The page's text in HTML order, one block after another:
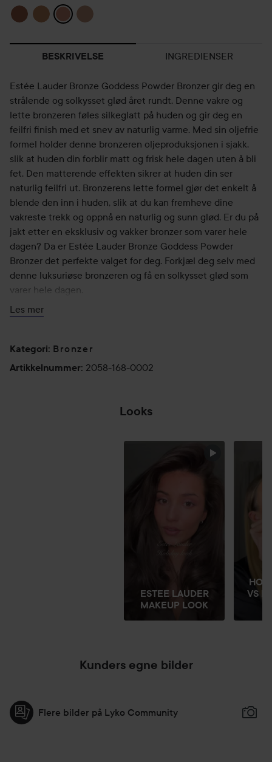
BESKRIVELSE INGREDIENSER
Estée Lauder Bronze Goddess Powder Bronzer gir deg en
strålende og solkysset glød året rundt. Denne vakre og
lette bronzeren føles silkeglatt på huden og gir deg en
feilfri finish med et snev av naturlig varme. Med sin oljefrie
formel holder denne bronzeren oljeproduksjonen i sjakk,
slik at huden din forblir matt og frisk hele dagen uten å bli
fet. Den matterende effekten sikrer at huden din ser
naturlig feilfri ut. Bronzerens lette formel gjør det enkelt å
blende den inn i huden, slik at du kan fremheve dine
vakreste trekk og oppnå en naturlig og sunn glød. Er du på
jakt etter en eksklusiv og vakker bronzer som varer hele
dagen? Da er Estée Lauder Bronze Goddess Powder
Bronzer det perfekte valget for deg. Forkjæl deg selv med
denne luksuriøse bronzeren og få en solkysset glød som
varer hele dagen.
Det gjør produktet:
huden og gir deg en subtil, forfriskende og solkysset glød i
ansiktet, på skuldrene og dekolletasjeområdet. Tilgjengelig
Les mer
Kategori: Bronzer
Artikkelnummer: 2058-168-0002
Looks
ESTEE LAUDER
MAKEUP LOOK
VS
Kunders egne bilder
Flere bilder på Lyko Community